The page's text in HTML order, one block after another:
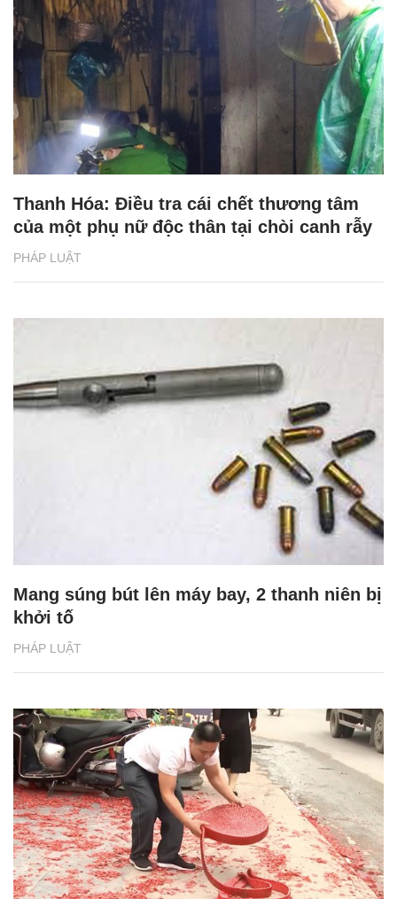
PHÁP LUẬT
Thanh Hóa: Điều tra cái chết thương tâm
của một phụ nữ độc thân tại chòi canh rẫy
PHÁP LUẬT
Mang súng bút lên máy bay, 2 thanh niên bị
khởi tố